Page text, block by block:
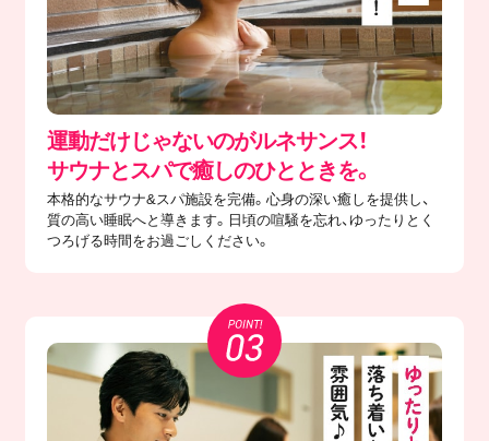
運動だけじゃないのがルネサンス！
サウナとスパで癒しのひとときを。
本格的なサウナ&スパ施設を完備。心身の深い癒しを提供し、
質の高い睡眠へと導きます。日頃の喧騒を忘れ、ゆったりとく
つろげる時間をお過ごしください。